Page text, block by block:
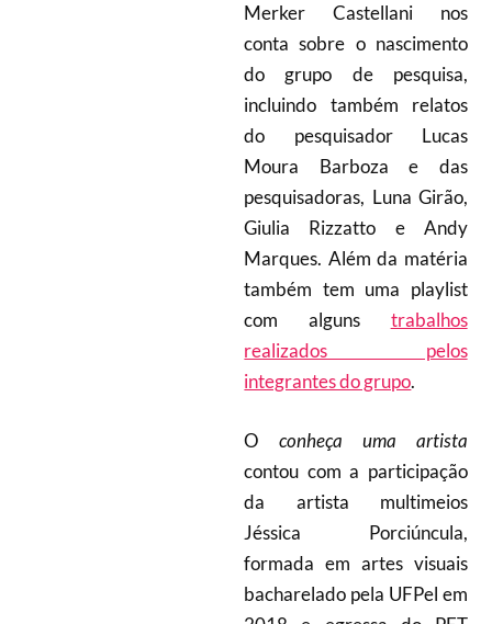
Merker Castellani nos
conta sobre o nascimento
do grupo de pesquisa,
incluindo também relatos
do pesquisador Lucas
Moura Barboza e das
pesquisadoras, Luna Girão,
Giulia Rizzatto e Andy
Marques. Além da matéria
também tem uma playlist
com alguns trabalhos
realizados pelos
integrantes do grupo.
Oconheça uma artista
contou com a participação
da artista multimeios
Jéssica Porciúncula,
formada em artes visuais
bacharelado pela UFPel em